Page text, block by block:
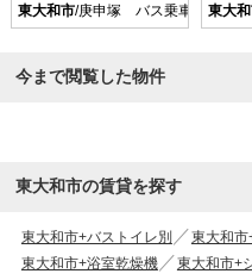
東大和市/庚申塚 バス乗車時間4
東大
今まで閲覧した物件
東大和市の賃貸を探す
東大和市+バストイレ別 東大和市
東大和市+浴室乾燥機
東大和市+